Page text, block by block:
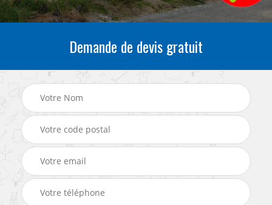
Demande de devis gratuit